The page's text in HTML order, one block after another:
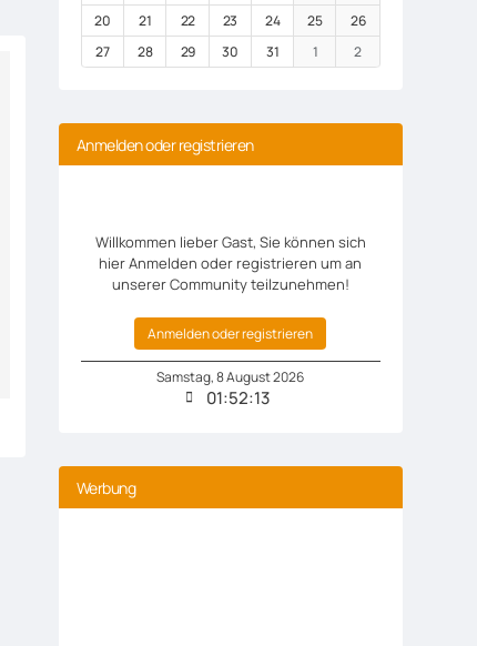
20
21 22 23 24 25
26
27
28 29 30 31 1 2
Anmelden oder registrieren
Willkommen lieber Gast, Sie können sich
hier Anmelden oder registrieren um an
unserer Community teilzunehmen!
Anmelden oder registrieren
Samstag,8August2026
01:52:14
Werbung